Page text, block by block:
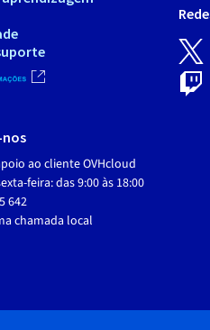
ao cliente OVHcloud
feira: das 9:00 às 18:00
642
chamada local